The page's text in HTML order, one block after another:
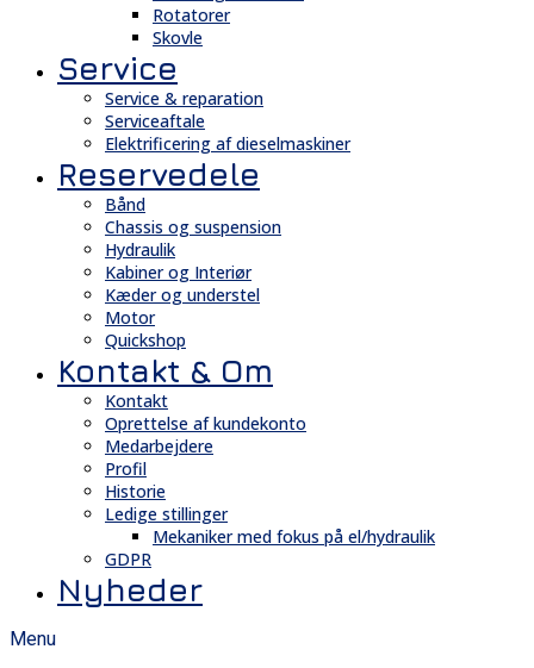
Rotatorer
Skovle
Service
Service & reparation
Serviceaftale
Elektrificering af dieselmaskiner
Reservedele
Bånd
Chassis og suspension
Hydraulik
Kabiner og Interiør
Kæder og understel
Motor
Quickshop
Kontakt & Om
Kontakt
Oprettelse af kundekonto
Medarbejdere
Profil
Historie
Ledige stillinger
Mekaniker med fokus på el/hydraulik
GDPR
Nyheder
Menu